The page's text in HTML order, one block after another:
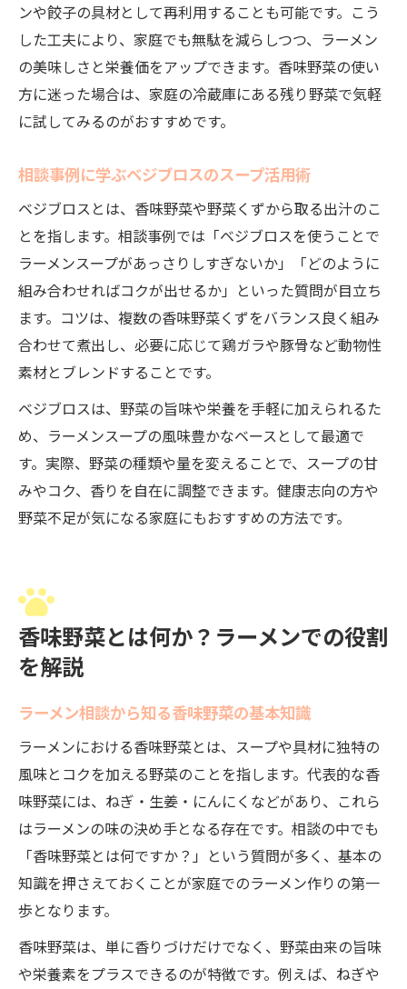
ンや餃子の具材として再利用することも可能です。こう
した工夫により、家庭でも無駄を減らしつつ、ラーメン
の美味しさと栄養価をアップできます。香味野菜の使い
方に迷った場合は、家庭の冷蔵庫にある残り野菜で気軽
に試してみるのがおすすめです。
相談事例に学ぶベジブロスのスープ活用術
ベジブロスとは、香味野菜や野菜くずから取る出汁のこ
とを指します。相談事例では「ベジブロスを使うことで
ラーメンスープがあっさりしすぎないか」「どのように
組み合わせればコクが出せるか」といった質問が目立ち
ます。コツは、複数の香味野菜くずをバランス良く組み
合わせて煮出し、必要に応じて鶏ガラや豚骨など動物性
素材とブレンドすることです。
ベジブロスは、野菜の旨味や栄養を手軽に加えられるた
め、ラーメンスープの風味豊かなベースとして最適で
す。実際、野菜の種類や量を変えることで、スープの甘
みやコク、香りを自在に調整できます。健康志向の方や
野菜不足が気になる家庭にもおすすめの方法です。
香味野菜とは何か？ラーメンでの役割
を解説
ラーメン相談から知る香味野菜の基本知識
ラーメンにおける香味野菜とは、スープや具材に独特の
風味とコクを加える野菜のことを指します。代表的な香
味野菜には、ねぎ・生姜・にんにくなどがあり、これら
はラーメンの味の決め手となる存在です。相談の中でも
「香味野菜とは何ですか？」という質問が多く、基本の
知識を押さえておくことが家庭でのラーメン作りの第一
歩となります。
香味野菜は、単に香りづけだけでなく、野菜由来の旨味
や栄養素をプラスできるのが特徴です。例えば、ねぎや